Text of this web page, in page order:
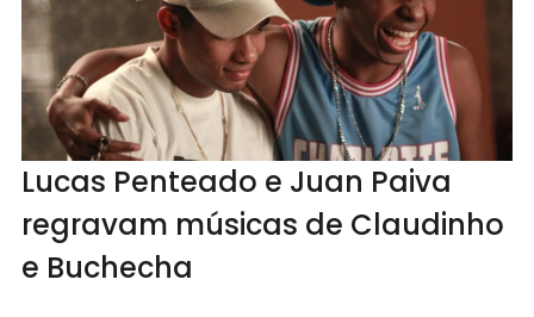
Lucas Penteado e Juan Paiva
regravam músicas de Claudinho
e Buchecha